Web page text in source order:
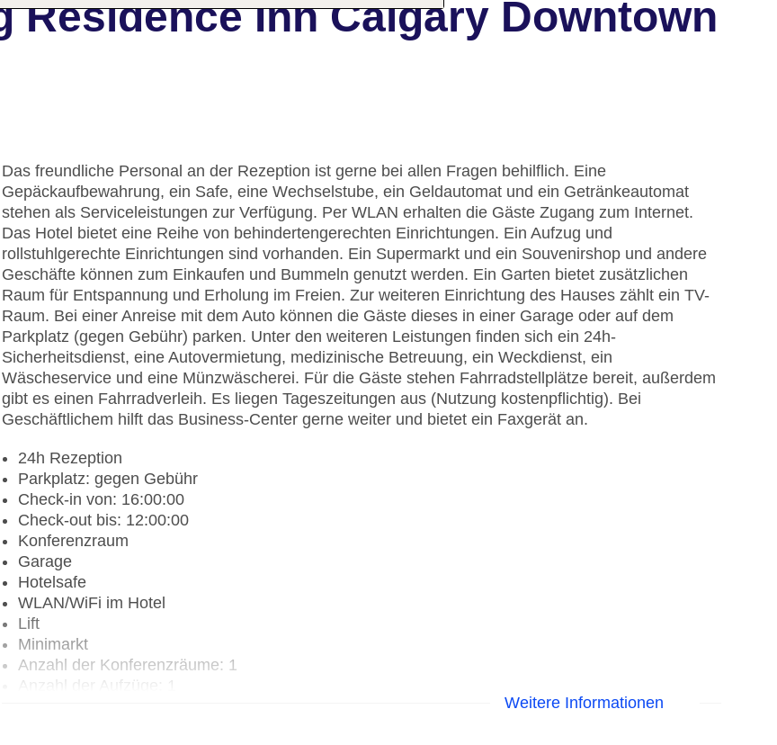
Residence Inn Calgary Downtown
Das freundliche Personal an der Rezeption ist gerne bei allen Fragen behilflich. Eine
Gepäckaufbewahrung, ein Safe, eine Wechselstube, ein Geldautomat und ein Getränkeautomat
stehen als Serviceleistungen zur Verfügung. Per WLAN erhalten die Gäste Zugang zum Internet.
Das Hotel bietet eine Reihe von behindertengerechten Einrichtungen. Ein Aufzug und
rollstuhlgerechte Einrichtungen sind vorhanden. Ein Supermarkt und ein Souvenirshop und andere
Geschäfte können zum Einkaufen und Bummeln genutzt werden. Ein Garten bietet zusätzlichen
Raum für Entspannung und Erholung im Freien. Zur weiteren Einrichtung des Hauses zählt ein TV-
Raum. Bei einer Anreise mit dem Auto können die Gäste dieses in einer Garage oder auf dem
Parkplatz (gegen Gebühr) parken. Unter den weiteren Leistungen finden sich ein 24h-
Sicherheitsdienst, eine Autovermietung, medizinische Betreuung, ein Weckdienst, ein
Wäscheservice und eine Münzwäscherei. Für die Gäste stehen Fahrradstellplätze bereit, außerdem
gibt es einen Fahrradverleih. Es liegen Tageszeitungen aus (Nutzung kostenpflichtig). Bei
Geschäftlichem hilft das Business-Center gerne weiter und bietet ein Faxgerät an.
24h Rezeption
Parkplatz: gegen Gebühr
Check-in von: 16:00:00
Check-out bis: 12:00:00
Konferenzraum
Garage
Hotelsafe
WLAN/WiFi im Hotel
Lift
Minimarkt
Anzahl der Konferenzräume: 1
Anzahl der Aufzüge: 1
Weitere Informationen